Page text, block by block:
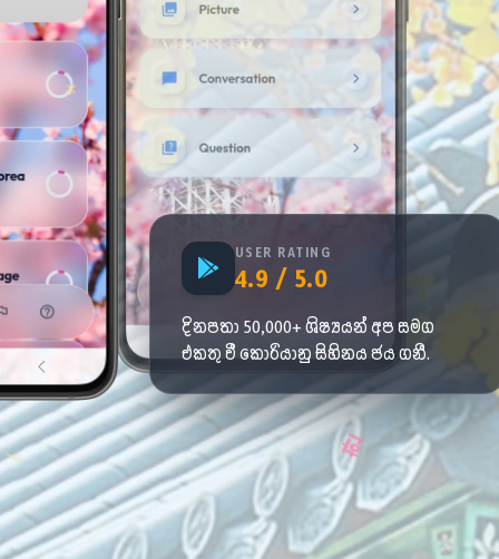
USER RATING
4.9 / 5.0
දිනපතා 50,000+ ශිෂ්‍යයන් අප සමග
එකතු වී කොරියානු සිහිනය ජය ගනී.